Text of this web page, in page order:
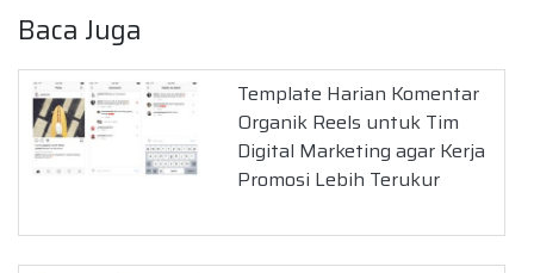
Baca Juga
Template Harian Komentar
Organik Reels untuk Tim
Digital Marketing agar Kerja
Promosi Lebih Terukur